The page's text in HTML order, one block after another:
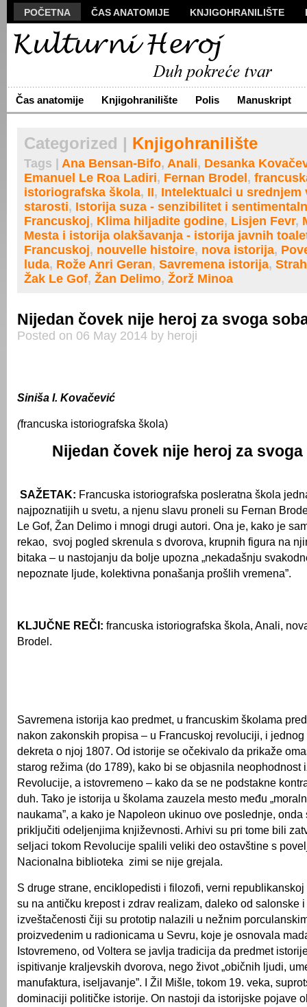
POČETNA ČAS ANATOMIJE KNJIGOHRANILIŠTE
MANUSKRIPT
VIZUALI
ARHIVA
O NAMA ŽIVA REČ KONTAKT
Čas anatomije Knjigohranilište Polis Manuskript
Categorized | Knjigohranilište
Tags | Ana Bensan-Bifo, Anali, Desanka
Emanuel Le Roa Ladiri, Fernan Brodel ,
istoriografska škola, II, Intelektualci u srednjem
starosti, Istorija suza - senzibilitet i
Francuskoj, Klima hiljadite godine, Lisjen Fevr,
Mesta i istorija olakšavanja - istorija javnih
Francuskoj, nouvelle histoire, nova istorija,
luda, Rože Anri Geran, Savremena istorija,
Žak Le Gof, Žan Delimo, Žorž Minoa
Nijedan čovek nije heroj za svoga
Posted on 06 May 2014 by heroji
Siniša I. Kovačević
(francuska istoriografska škola)
Nijedan čovek nije heroj za
SAŽETAK: Francuska istoriografska posleratna škola
najpoznatijih u svetu, a njenu slavu proneli su Fernan
Le Gof, Žan Delimo i mnogi drugi autori. Ona je, kako je
rekao, svoj pogled skrenula s dvorova, krupnih figura na
bitaka – u nastojanju da bolje upozna „nekadašnju
nepoznate ljude, kolektivna ponašanja prošlih vremena”.
KLJUČNE REČI: francuska istoriografska škola, Anali,
Brodel.
Savremena istorija kao predmet, u francuskim školama
nakon zakonskih propisa – u Francuskoj revoluciji, i
dekreta o njoj 1807. Od istorije se očekivalo da prikaže
starog režima (do 1789), kako bi se objasnila neophodnost
Revolucije, a istovremeno – kako da se ne podstakne
duh. Tako je istorija u školama zauzela mesto među
naukama”, a kako je Napoleon ukinuo ove poslednje, onda
priključiti odeljenjima književnosti. Arhivi su pri tome bili
seljaci tokom Revolucije spalili veliki deo ostavštine s
Nacionalna biblioteka zimi se nije grejala.
S druge strane, enciklopedisti i filozofi, verni
su na antičku krepost i zdrav realizam, daleko od salonske
izveštačenosti čiji su prototip nalazili u nežnim
proizvedenim u radionicama u Sevru, koje je osnovala
Istovremeno, od Voltera se javlja tradicija da predmet
ispitivanje kraljevskih dvorova, nego život „običnih ljudi,
manufaktura, iseljavanje”. I Žil Mišle, tokom 19. veka,
dominaciji političke istorije. On nastoji da istorijske pojave